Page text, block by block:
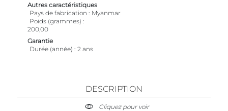
Autres caractéristiques
Pays de fabrication
Myanmar
Poids (grammes)
200,00
Garantie
Durée (année)
2 ans
DESCRIPTION
Cliquez pour voir